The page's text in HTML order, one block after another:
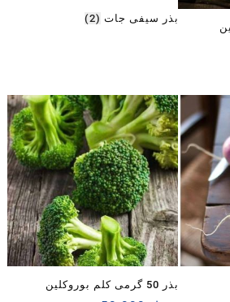
بذر سیفی جات (2)
بذر 50 گرمی کلم بوروکلین